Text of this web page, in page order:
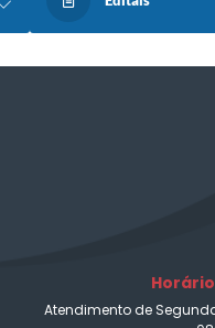
Atendimento de